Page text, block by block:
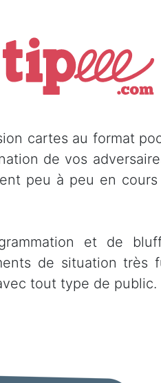
cartes au format
de vos
peu à peu en cours
et de
de situation très
tout type de public.